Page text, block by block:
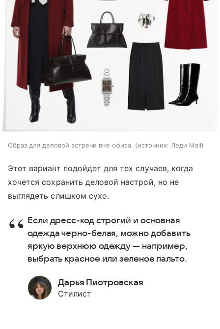
Образ для деловой встречи вне офиса. источник: Леди Mail
Этот вариант подойдет для тех случаев, когда
хочется сохранить деловой настрой, но не
выглядеть слишком сухо.
Если дресс-код строгий и основная
одежда черно-белая, можно добавить
яркую верхнюю одежду — например,
выбрать красное или зеленое пальто.
Дарья Пиотровская
Стилист